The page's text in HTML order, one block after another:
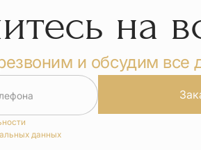
на
и обсудим все
данных